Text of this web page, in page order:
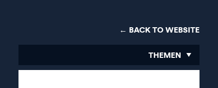
← BACK TO WEBSITE
THEMEN